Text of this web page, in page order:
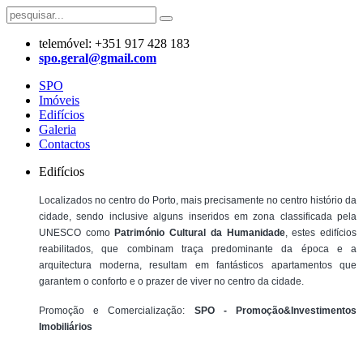
telemóvel: +351 917 428 183
​spo.geral@gmail.com
SPO
Imóveis
Edifícios
Galeria
Contactos
Edifícios
Localizados no centro do Porto, mais precisamente no centro histório da
cidade, sendo inclusive alguns inseridos em zona classificada pela
UNESCO como Património Cultural da Humanidade, estesedifícios
reabilitados, que combinam traça predominante da época e a
arquitectura moderna, resultam em fantásticos apartamentos que
garantem o conforto e o prazer de viver no centro da cidade.
Promoção e Comercialização: SPO - Promoção&Investimentos
Imobiliários